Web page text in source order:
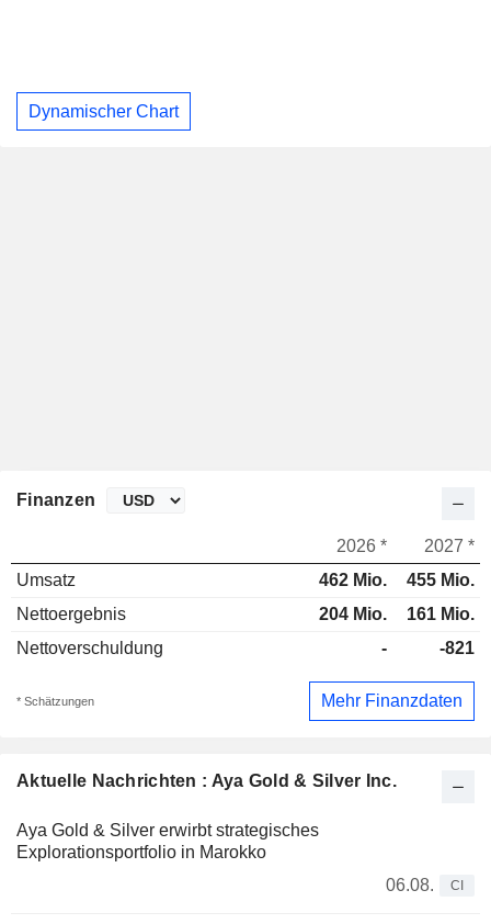
Dynamischer Chart
Aktuelle Nachrichten : Aya Gold & Silver Inc.
Aya Gold & Silver erwirbt strategisches
Explorationsportfolio in Marokko
06.08.
CI
Finanzen
2026 *
2027 *
Umsatz
462 Mio.
455 Mio.
Nettoergebnis
204 Mio.
161 Mio.
Nettoverschuldung
- -821
* Schätzungen Mehr Finanzdaten